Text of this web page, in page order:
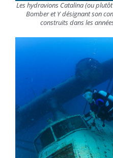
Les hydravions Catalina (ou
Bomber et Y désignant son
construits dans les